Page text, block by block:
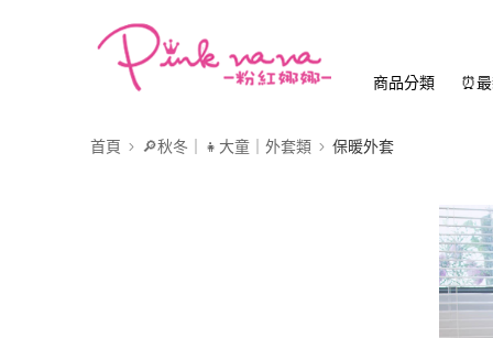
商品分類 ⏰
首頁 🔎秋冬｜👧大童｜外套類 保暖外套